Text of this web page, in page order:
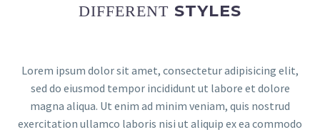
DIFFERENT STYLES
Lorem ipsum dolor sit amet, consectetur adipisicing elit,
sed do eiusmod tempor incididunt ut labore et dolore
magna aliqua. Ut enim ad minim veniam, quis nostrud
exercitation ullamco laboris nisi ut aliquip ex ea commodo